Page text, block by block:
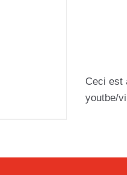
Ceci est
youtbe/